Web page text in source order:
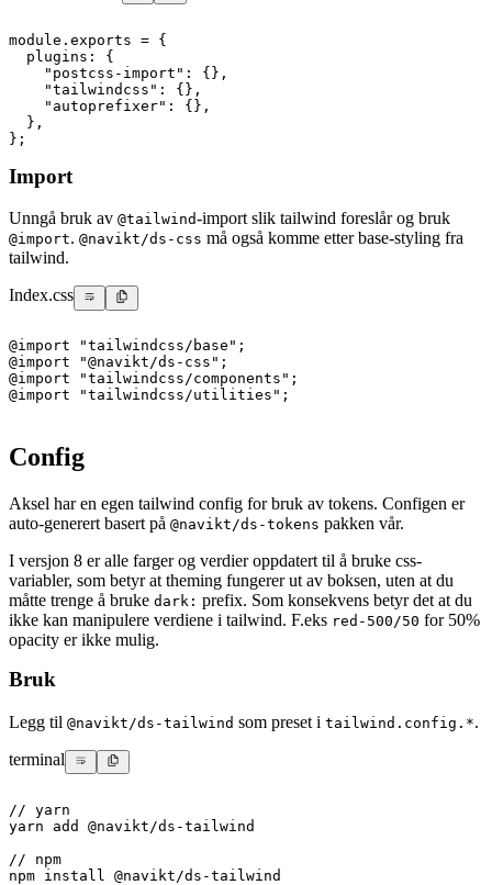
module . exports = {
  plugins
:
{
"postcss-import" : {} ,
"tailwindcss" : {} ,
"autoprefixer" : {} ,
} ,
} ;
Import
Unngå bruk av @tailwind-import slik tailwind foreslår og bruk
@import. @navikt/ds-css må også komme etter base-styling fra
tailwind.
Index.css
@import "tailwindcss/base" ;
@import "@navikt/ds-css" ;
@import "tailwindcss/components" ;
@import "tailwindcss/utilities" ;
Config
Aksel har en egen tailwind config for bruk av tokens. Configen er
auto-generert basert på @navikt/ds-tokens pakken vår.
I versjon 8 er alle farger og verdier oppdatert til å bruke css-
variabler, som betyr at theming fungerer ut av boksen, uten at du
måtte trenge å bruke dark: prefix. Som konsekvens betyr det at du
ikke kan manipulere verdiene i tailwind. F.eks red-500/50 for 50%
opacity er ikke mulig.
Bruk
Legg til @navikt/ds-tailwind som preset i tailwind.config.*.
terminal
// yarn
yarn add @navikt/ds-tailwind
// npm
npm install @navikt/ds-tailwind